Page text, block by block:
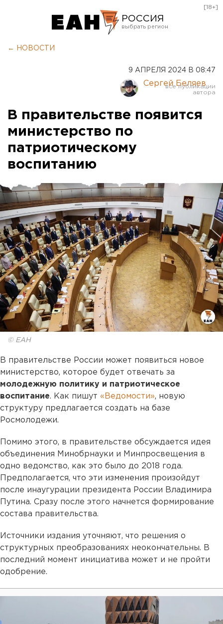
РОССИЯ
Курган
Оренбург
[18+]
← НОВОСТИ
9 АПРЕЛЯ 2024 В 08:47
Сергей Беляев
В правительстве появится
министерство по
патриотическому
воспитанию
© ЕАН
В правительстве России может появиться новое
министерство, которое будет отвечать за
молодежную политику и патриотическое
воспитание. Как пишут «Ведомости», новую
структуру предлагается создать на базе
Росмолодежи.
Помимо этого, в правительстве обсуждается идея
объединения Минобрнауки и Минпросвещения в
одно ведомство, как это было до 2018 года.
Предполагается, что эти изменения произойдут
после инаугурации президента России Владимира
Путина. Сразу после этого начнется формирование
состава правительства.
Источники издания уточняют, что решения о
структурных преобразованиях неокончательны. В
последний момент инициатива может и не пройти
одобрение.